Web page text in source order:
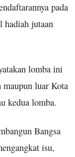
pada
hadiah jutaan
lomba ini
maupun luar Kota
kedua lomba.
Bangsa
isu,